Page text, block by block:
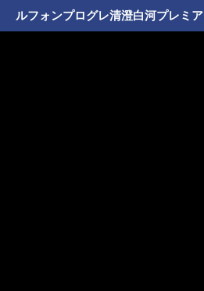
ルフォンプログレ清澄白河プレミア